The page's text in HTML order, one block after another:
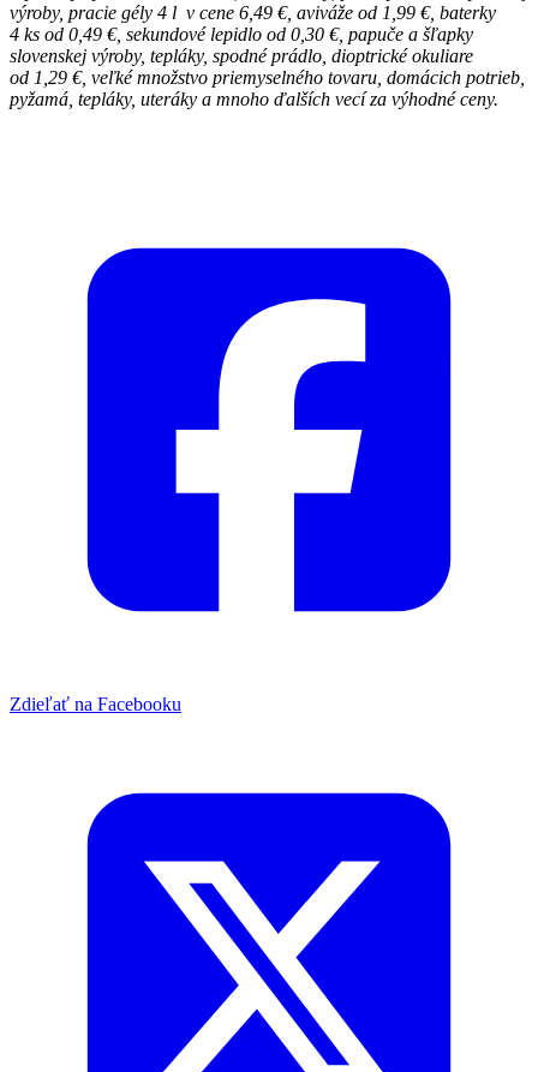
výroby, pracie gély 4 l v cene 6,49 €, aviváže od 1,99 €, baterky
4 ks od 0,49 €, sekundové lepidlo od 0,30 €, papuče a šľapky
slovenskej výroby, tepláky, spodné prádlo, dioptrické okuliare
od 1,29 €, veľké množstvo priemyselného tovaru, domácich potrieb,
pyžamá, tepláky, uteráky a mnoho ďalších vecí za výhodné ceny.
Zdieľať na Facebooku